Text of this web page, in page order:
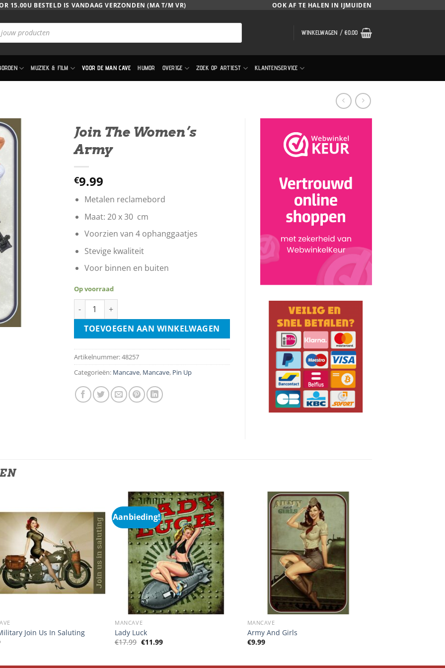
15.00U BESTELD IS VANDAAG VERZONDEN (MA T/M VR) OOK AF TE HALEN IN IJMUIDEN
WINKELWAGEN /€0.00
MUZIEK & FILM VOOR DE MAN CAVE HUMOR OVERIGE ZOEK OP ARTIEST KLANTENSERVICE
Join The Women’s
Army
€9.99
Metalen reclamebord
Maat: 20 x 30 cm
Voorzien van 4 ophanggaatjes
Stevige kwaliteit
Voor binnen en buiten
Op voorraad
Join The Women's Army aantal
TOEVOEGEN AAN WINKELWAGEN
Artikelnummer:48257
Categorieën: Mancave, Mancave, Pin Up
Join Us In Saluting
Aanbieding!
MANCAVE
Lady Luck
€17.99 Oorspronkelijke
€11.99Huidige
MANCAVE
Army And Girls
€9.99